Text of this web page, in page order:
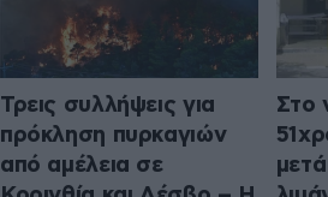
Τρεις συλλήψεις για
πρόκληση πυρκαγιών
από αμέλεια σε
Στο